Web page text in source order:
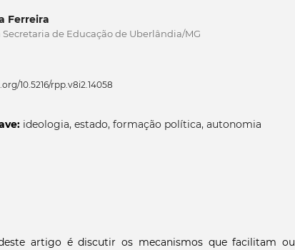
Ferreira
de Educação de Uberlândia/MG
10.5216/rpp.v8i2.14058
ideologia, estado, formação política, autonomia
artigo é discutir os mecanismos que facilitam ou